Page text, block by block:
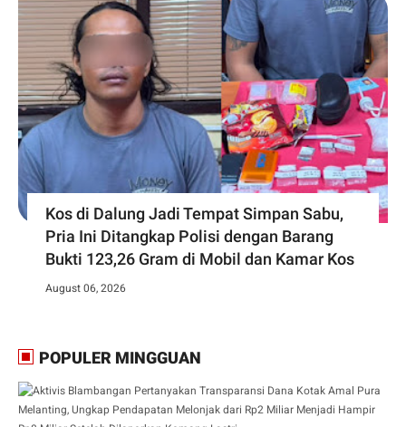
Kos di Dalung Jadi Tempat Simpan Sabu,
Pria Ini Ditangkap Polisi dengan Barang
Bukti 123,26 Gram di Mobil dan Kamar Kos
August 06, 2026
POPULER MINGGUAN